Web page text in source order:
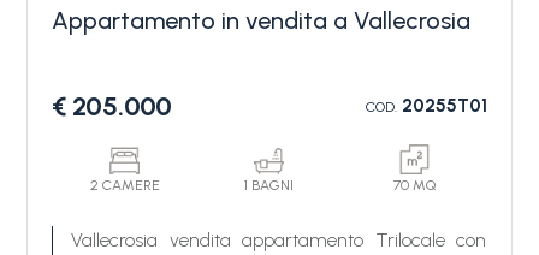
Appartamento in vendita a Vallecrosia
€ 205.000 COD.20255T01
2 CAMERE 1 BAGNI 70 MQ
Vallecrosia vendita appartamento Trilocale con